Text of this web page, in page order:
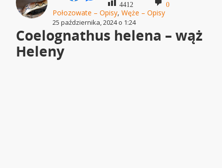
4412 0
Połozowate – Opisy,Węże – Opisy
25 października, 2024 o 1:24
Coelognathus helena – wąż
Heleny